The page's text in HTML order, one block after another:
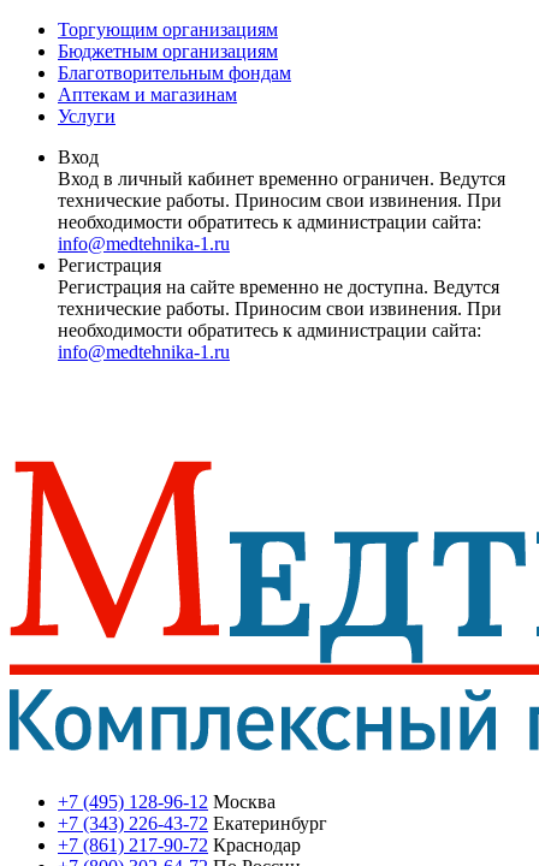
Торгующим организациям
Бюджетным организациям
Благотворительным фондам
Аптекам и магазинам
Услуги
Вход
Вход в личный кабинет временно ограничен. Ведутся
технические работы. Приносим свои извинения. При
необходимости обратитесь к администрации сайта:
info@medtehnika-1.ru
Регистрация
Регистрация на сайте временно не доступна. Ведутся
технические работы. Приносим свои извинения. При
необходимости обратитесь к администрации сайта:
info@medtehnika-1.ru
+7 (495) 128-96-12 Москва
+7 (343) 226-43-72 Екатеринбург
+7 (861) 217-90-72 Краснодар